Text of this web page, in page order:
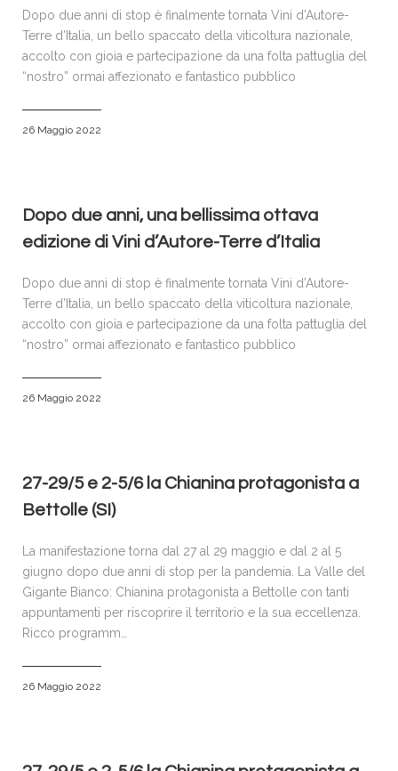
Dopo due anni di stop è finalmente tornata Vini d’Autore-
Terre d’Italia, un bello spaccato della viticoltura nazionale,
accolto con gioia e partecipazione da una folta pattuglia del
“nostro” ormai affezionato e fantastico pubblico
26 Maggio 2022
Dopo due anni, una bellissima ottava
edizione di Vini d’Autore-Terre d’Italia
Dopo due anni di stop è finalmente tornata Vini d’Autore-
Terre d’Italia, un bello spaccato della viticoltura nazionale,
accolto con gioia e partecipazione da una folta pattuglia del
“nostro” ormai affezionato e fantastico pubblico
26 Maggio 2022
27-29/5 e 2-5/6 la Chianina protagonista a
Bettolle (SI)
La manifestazione torna dal 27 al 29 maggio e dal 2 al 5
giugno dopo due anni di stop per la pandemia. La Valle del
Gigante Bianco: Chianina protagonista a Bettolle con tanti
appuntamenti per riscoprire il territorio e la sua eccellenza.
Ricco programm…
26 Maggio 2022